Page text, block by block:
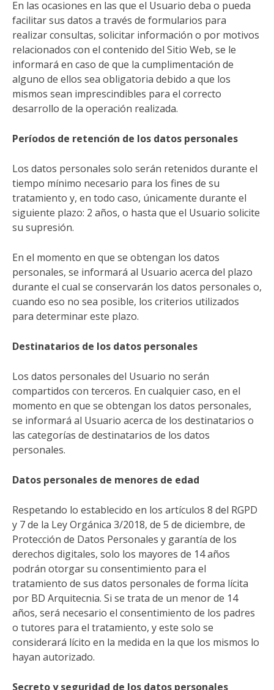
En las ocasiones en las que el Usuario deba o pueda
facilitar sus datos a través de formularios para
realizar consultas, solicitar información o por motivos
relacionados con el contenido del Sitio Web, se le
informará en caso de que la cumplimentación de
alguno de ellos sea obligatoria debido a que los
mismos sean imprescindibles para el correcto
desarrollo de la operación realizada.
Períodos de retención de los datos personales
Los datos personales solo serán retenidos durante el
tiempo mínimo necesario para los fines de su
tratamiento y, en todo caso, únicamente durante el
siguiente plazo: 2 años, o hasta que el Usuario solicite
su supresión.
En el momento en que se obtengan los datos
personales, se informará al Usuario acerca del plazo
durante el cual se conservarán los datos personales o,
cuando eso no sea posible, los criterios utilizados
para determinar este plazo.
Destinatarios de los datos personales
Los datos personales del Usuario no serán
compartidos con terceros. En cualquier caso, en el
momento en que se obtengan los datos personales,
se informará al Usuario acerca de los destinatarios o
las categorías de destinatarios de los datos
personales.
Datos personales de menores de edad
Respetando lo establecido en los artículos 8 del RGPD
y 7 de la Ley Orgánica 3/2018, de 5 de diciembre, de
Protección de Datos Personales y garantía de los
derechos digitales, solo los mayores de 14 años
podrán otorgar su consentimiento para el
tratamiento de sus datos personales de forma lícita
por BD Arquitecnia. Si se trata de un menor de 14
años, será necesario el consentimiento de los padres
o tutores para el tratamiento, y este solo se
considerará lícito en la medida en la que los mismos lo
hayan autorizado.
Secreto y seguridad de los datos personales